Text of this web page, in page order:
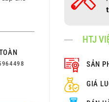
HTJ
SẢN
GIÁ